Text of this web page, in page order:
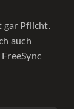
gar Pflicht.
auch